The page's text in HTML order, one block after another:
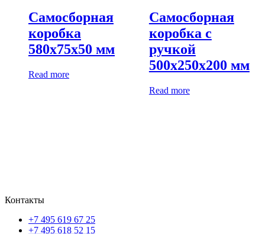
Самосборная
коробка
580х75х50 мм
Read more
Самосборная
коробка с
ручкой
500х250х200 мм
Read more
Контакты
+7 495 619 67 25
+7 495 618 52 15